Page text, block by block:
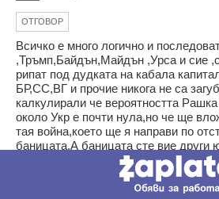
ОТГОВОР
Всичко е много логично и
,Тръмп,Байдън,Майдън ,Урса и сие
рипат под дудката на кабала
БР,СС,ВГ и прочие никога не са
калкулирали че вероятността
около Укр е почти нула,но че ще
тая война,което ще я направи по
баницата.А баницата сте вие други